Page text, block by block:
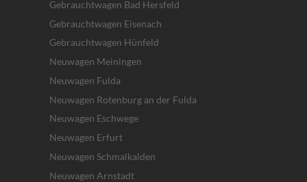
Gebrauchtwagen Bad Hersfeld
Gebrauchtwagen Eisenach
Gebrauchtwagen Hünfeld
Neuwagen Meiningen
Neuwagen Fulda
Neuwagen Rotenburg an der Fulda
Neuwagen Eschwege
Neuwagen Erfurt
Neuwagen Schmalkalden
Neuwagen Arnstadt